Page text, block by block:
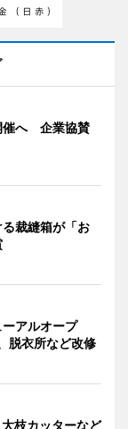
催へ 企業協賛
裁縫箱が「お
アルオープ
脱衣所など改修
枝カッターなど